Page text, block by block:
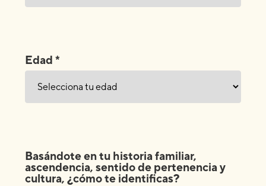
Edad *
Basándote en tu historia familiar,
ascendencia, sentido de pertenencia y
cultura, ¿cómo te identificas?